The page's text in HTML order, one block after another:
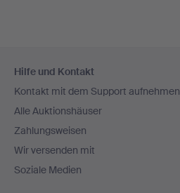
Navigation
Hilfe und Kontakt
Kontakt mit dem Support aufnehmen
Alle Auktionshäuser
Zahlungsweisen
Wir versenden mit
Soziale Medien